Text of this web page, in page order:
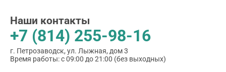
Наши контакты
+7 (814) 255-98-16
г. Петрозаводск, ул. Лыжная, дом 3
Время работы: с 09:00 до 21:00 (без выходных)